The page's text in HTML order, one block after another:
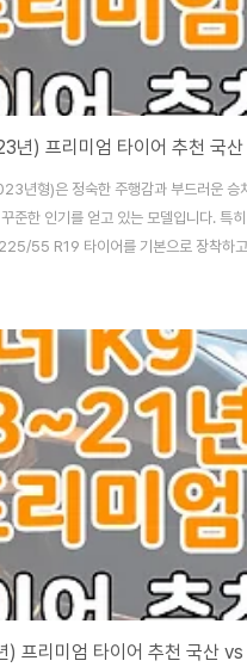
년형)은 정숙한 주행감과 부드러운 승
준한 인기를 얻고 있는 모델입니다. 특
55 R19 타이어를 기본으로 장착하
닌 승차감·노면 소음·핸들링 안정감을
엄 타이어 3종과 수입 프리미엄 타이어
정리했습니다. QM6는 타이어만 바꿔도
뉴 QM6는 조용하고 안정적인 패밀리
다. 특히 LPG 모델 특유의 진동 없는 정
프리미엄 타이어 추천 국산 vs